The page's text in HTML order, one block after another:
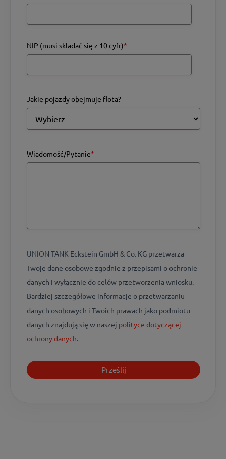
NIP (musi skladać się z 10 cyfr)*
Jakie pojazdy obejmuje flota?
Wiadomość/Pytanie*
UNION TANK Eckstein GmbH & Co. KG przetwarza
Twoje dane osobowe zgodnie z przepisami o ochronie
danych i wyłącznie do celów przetworzenia wniosku.
Bardziej szczegółowe informacje o przetwarzaniu
danych osobowych i Twoich prawach jako podmiotu
danych znajdują się w naszej polityce dotyczącej
ochrony danych.